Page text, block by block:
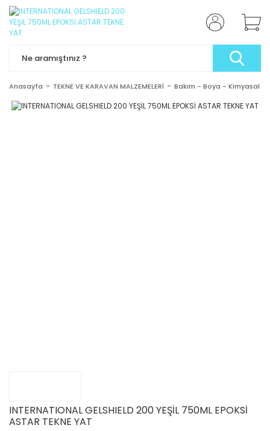
Anasayfa TEKNE VE KARAVAN MALZEMELERİ Bakım - Boya - Kimyasal
INTERNATIONAL GELSHIELD 200 YEŞİL 750ML EPOKSİ
ASTAR TEKNE YAT